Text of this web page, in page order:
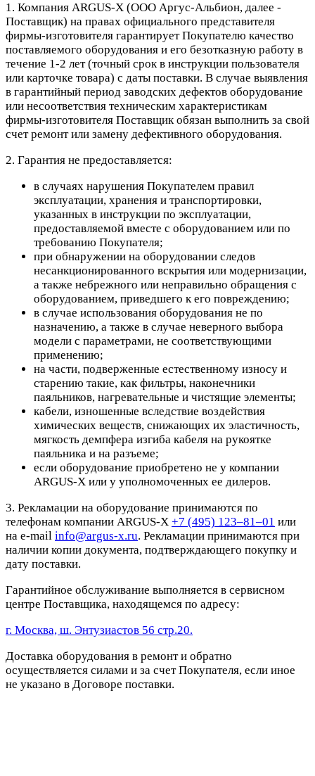
1. Компания ARGUS-X (ООО Аргус-Альбион, далее -
Поставщик) на правах официального представителя
фирмы-изготовителя гарантирует Покупателю качество
поставляемого оборудования и его безотказную работу в
течение 1-2 лет (точный срок в инструкции пользователя
или карточке товара) с даты поставки. В случае выявления
в гарантийный период заводских дефектов оборудование
или несоответствия техническим характеристикам
фирмы-изготовителя Поставщик обязан выполнить за свой
счет ремонт или замену дефективного оборудования.
2. Гарантия не предоставляется:
в случаях нарушения Покупателем правил
эксплуатации, хранения и транспортировки,
указанных в инструкции по эксплуатации,
предоставляемой вместе с оборудованием или по
требованию Покупателя;
при обнаружении на оборудовании следов
несанкционированного вскрытия или модернизации,
а также небрежного или неправильно обращения с
оборудованием, приведшего к его повреждению;
в случае использования оборудования не по
назначению, а также в случае неверного выбора
модели с параметрами, не соответствующими
применению;
на части, подверженные естественному износу и
старению такие, как фильтры, наконечники
паяльников, нагревательные и чистящие элементы;
кабели, изношенные вследствие воздействия
химических веществ, снижающих их эластичность,
мягкость демпфера изгиба кабеля на рукоятке
паяльника и на разъеме;
если оборудование приобретено не у компании
ARGUS-X или у уполномоченных ее дилеров.
3. Рекламации на оборудование принимаются по
телефонам компании ARGUS-X +7 (495) 123–81–01 или
на e-mail info@argus-x.ru. Рекламации принимаются при
наличии копии документа, подтверждающего покупку и
дату поставки.
Гарантийное обслуживание выполняется в сервисном
центре Поставщика, находящемся по адресу:
г. Москва, ш. Энтузиастов 56 стр.20.
Доставка оборудования в ремонт и обратно
осуществляется силами и за счет Покупателя, если иное
не указано в Договоре поставки.